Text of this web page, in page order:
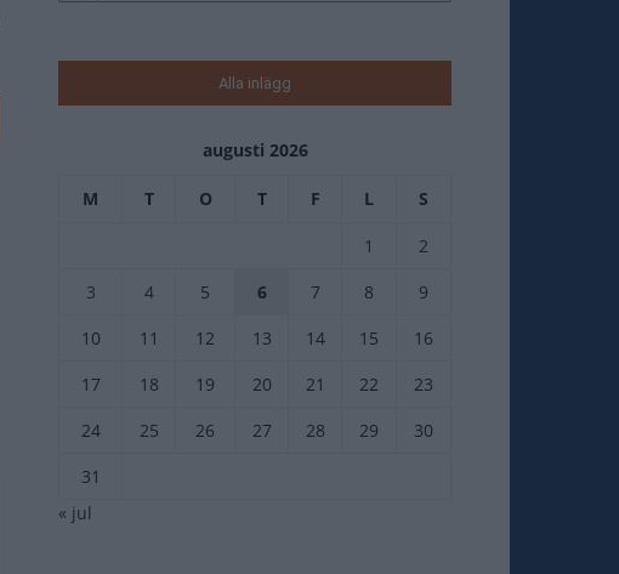
Alla inlägg
augusti 2026
M T O T F L S
1
2
3
4 5 6 7 8
9
10
11 12 13 14 15
16
17
18 19 20 21 22
23
24
25 26 27 28 29
30
31
« jul